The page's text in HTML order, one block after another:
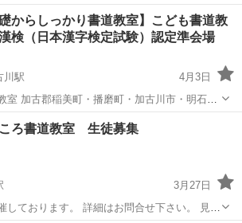
お習字♪◎西宮市 甲陽園 苦楽園 夙川 ＼無
す！／ 水曜クラス16:00〜17:00残席2席。
園駅 習字
礎からしっかり書道教室】こども書道教
検（日本漢字検定試験）認定準会場
川駅
4月3日
明石市
年度の（2025年３月以降）の生徒募集を開始
加古川駅 書道 幼児
ろ書道教室 生徒募集
3月27日
しております。 詳細はお問合せ下さい。 見